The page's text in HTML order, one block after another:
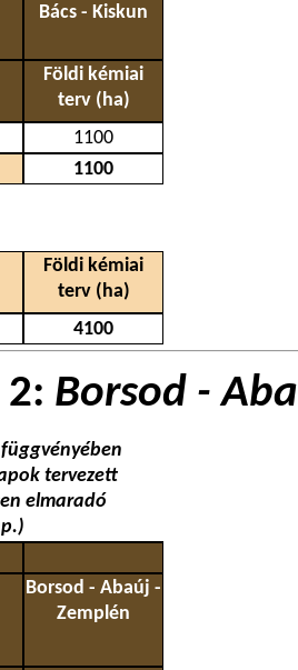
Bács - Kiskun
Földi kémiai
terv (ha)
1100
1100
Földi kémiai
terv (ha)
4100
Borsod -
tervezett
elmaradó
Borsod - Abaúj -
Zemplén